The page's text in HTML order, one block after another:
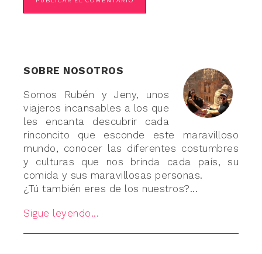
SOBRE NOSOTROS
Somos Rubén y Jeny, unos
viajeros incansables a los que
les encanta descubrir cada
rinconcito que esconde este maravilloso
mundo, conocer las diferentes costumbres
y culturas que nos brinda cada país, su
comida y sus maravillosas personas.
¿Tú también eres de los nuestros?...
Sigue leyendo...